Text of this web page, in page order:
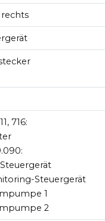
716:
Steuergerät
1
2